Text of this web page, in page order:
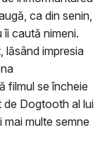
ca din senin,
caută nimeni.
lăsând impresia
filmul se încheie
de Dogtooth al lui
multe semne